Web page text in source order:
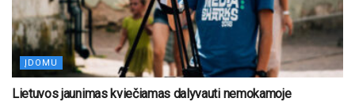
ĮDOMU
Lietuvos jaunimas kviečiamas dalyvauti nemokamoje